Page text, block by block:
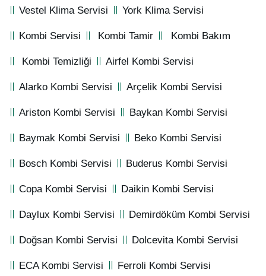
Vestel Klima Servisi York Klima Servisi
Kombi Servisi Kombi Tamir Kombi Bakım
Kombi Temizliği Airfel Kombi Servisi
Alarko Kombi Servisi Arçelik Kombi Servisi
Ariston Kombi Servisi Baykan Kombi Servisi
Baymak Kombi Servisi Beko Kombi Servisi
Bosch Kombi Servisi Buderus Kombi Servisi
Copa Kombi Servisi Daikin Kombi Servisi
Daylux Kombi Servisi Demirdöküm Kombi Servisi
Doğsan Kombi Servisi Dolcevita Kombi Servisi
ECA Kombi Servisi Ferroli Kombi Servisi